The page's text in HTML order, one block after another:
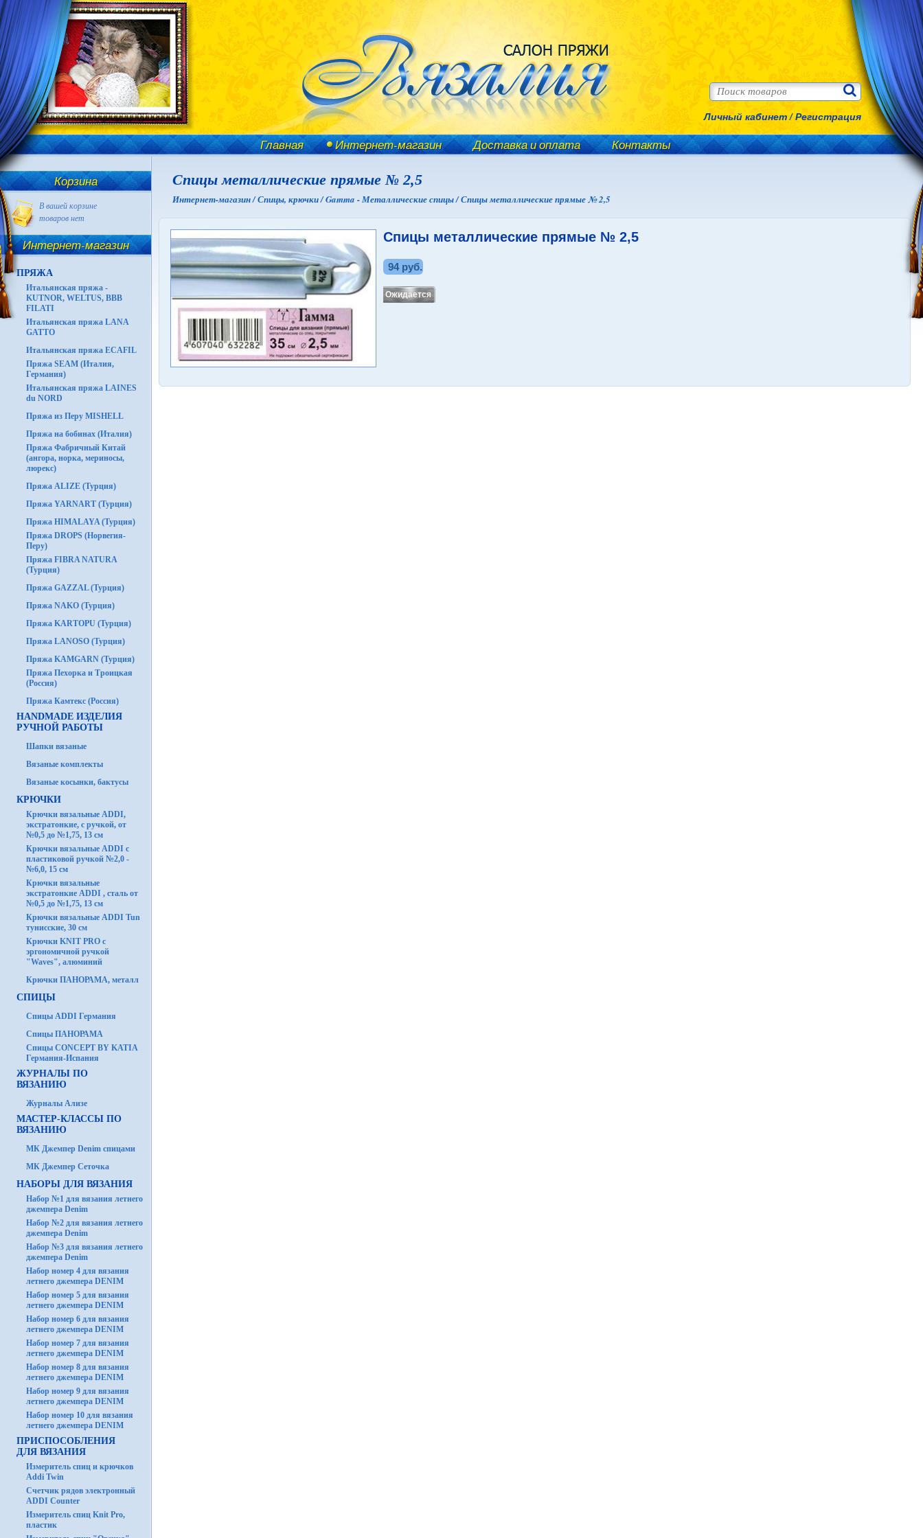
Личный кабинет/Регистрация
Главная Интернет-магазин Доставка и оплата Контакты
Корзина
В вашей корзине
товаров нет
Интернет-магазин
ПРЯЖА
Итальянская пряжа -
KUTNOR, WELTUS, BBB
FILATI
Итальянская пряжа LANA
GATTO
Итальянская пряжа ECAFIL
Пряжа SEAM (Италия,
Германия)
Итальянская пряжа LAINES
du NORD
Пряжа из Перу MISHELL
Пряжа на бобинах (Италия)
Пряжа Фабричный Китай
(ангора, норка, мериносы,
люрекс)
Пряжа ALIZE (Турция)
Пряжа YARNART (Турция)
Пряжа HIMALAYA (Турция)
Пряжа DROPS (Норвегия-
Перу)
Пряжа FIBRA NATURA
(Турция)
Пряжа GAZZAL (Турция)
Пряжа NAKO (Турция)
Пряжа KARTOPU (Турция)
Пряжа LANOSO (Турция)
Пряжа KAMGARN (Турция)
Пряжа Пехорка и Троицкая
(Россия)
Пряжа Камтекс (Россия)
HANDMADE ИЗДЕЛИЯ
РУЧНОЙ РАБОТЫ
Шапки вязаные
Вязаные комплекты
Вязаные косынки, бактусы
КРЮЧКИ
Крючки вязальные ADDI,
экстратонкие, с ручкой, от
№0,5 до №1,75, 13 см
Крючки вязальные ADDI с
пластиковой ручкой №2,0 -
№6,0, 15 см
Крючки вязальные
экстратонкие ADDI , сталь от
№0,5 до №1,75, 13 см
Крючки вязальные ADDI Tun
тунисские, 30 см
Крючки KNIT PRO с
эргономичной ручкой
"Waves", алюминий
Крючки ПАНОРАМА, металл
СПИЦЫ
Спицы ADDI Германия
Спицы ПАНОРАМА
Спицы CONCEPT BY KATIA
Германия-Испания
ЖУРНАЛЫ ПО
ВЯЗАНИЮ
Журналы Ализе
МАСТЕР-КЛАССЫ ПО
ВЯЗАНИЮ
МК Джемпер Denim спицами
МК Джемпер Сеточка
НАБОРЫ ДЛЯ ВЯЗАНИЯ
Набор №1 для вязания летнего
джемпера Denim
Набор №2 для вязания летнего
джемпера Denim
Набор №3 для вязания летнего
джемпера Denim
Набор номер 4 для вязания
летнего джемпера DENIM
Набор номер 5 для вязания
летнего джемпера DENIM
Набор номер 6 для вязания
летнего джемпера DENIM
Набор номер 7 для вязания
летнего джемпера DENIM
Набор номер 8 для вязания
летнего джемпера DENIM
Набор номер 9 для вязания
летнего джемпера DENIM
Набор номер 10 для вязания
летнего джемпера DENIM
ПРИСПОСОБЛЕНИЯ
ДЛЯ ВЯЗАНИЯ
Измеритель спиц и крючков
Addi Twin
Счетчик рядов электронный
ADDI Counter
Измеритель спиц Knit Pro,
пластик
Спицы металлические прямые № 2,5
Интернет-магазин /Спицы, крючки /Gamma - Металлические спицы /Спицы металлические прямые № 2,5
Спицы металлические прямые № 2,5
94 руб.
Ожидается